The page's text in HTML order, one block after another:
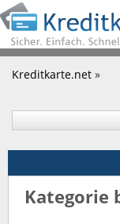
Kreditkarte.net »
Kategorie